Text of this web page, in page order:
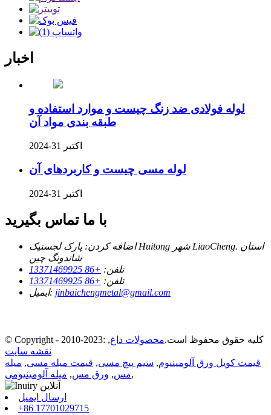
اخبار
لوله فولادی ضد زنگ چیست و موارد استفاده و
طبقه بندی مواد آن
اکتبر 31-2024
لوله مسی چیست و کاربردهای آن
اکتبر 31-2024
با ما تماس بگیرید
اضافه کردن: پارک لجستیک Huitong شهر LiaoCheng. استان
شاندونگ چین
تلفن: +86 13371469925
تلفن: +86 13371469925
ایمیل: jinbaichengmetal@gmail.com
© Copyright - 2010-2023: کلیه حقوق محفوظ است. محصولات داغ,
نقشه سایت
قیمت کویل ورق آلومینیوم, سیم پیچ مسی, قیمت میله مسی, میله
مس, ورق مس, میله آلومینیومی ,
ارسال ایمیل
+86 17701029715